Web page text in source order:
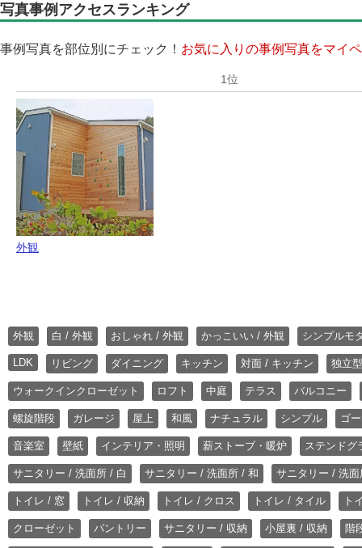
写真事例アクセスランキング
事例写真を部位別にチェック！ お気に入りの事例写真をマイ
外観
外観 白 / 外観 おしゃれ / 外観 かっこいい / 外観 シンプルモ
LDK リビング ダイニング キッチン 対面 / キッチン 独立
ウォークインクローゼット ロフト 中庭 テラス バルコニー
螺旋階段 ガレージ 屋上 和風 ナチュラル シンプル ゴ
音楽室 壁紙 インテリア・照明 薪ストーブ・暖炉 ステンドグ
サニタリー / 洗面所 / 白 サニタリー / 洗面所 / 和 サニタリー / 洗
トイレ / 窓 トイレ / 収納 トイレ / クロス トイレ / タイル ト
クローゼット パントリー サニタリー / 収納 小屋裏 / 収納 階